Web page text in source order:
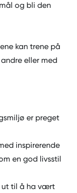
og bli den
kan trene på
eller med
er preget
inspirerende
en god livsstil
ut til å ha vært